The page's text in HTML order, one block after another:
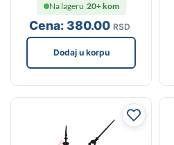
Cena:380.00 RSD
Na lageru 20+ kom
Dodaj u korpu